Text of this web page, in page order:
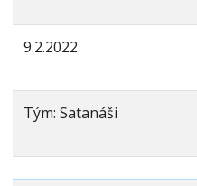
9.2.2022
Tým: Satanáši